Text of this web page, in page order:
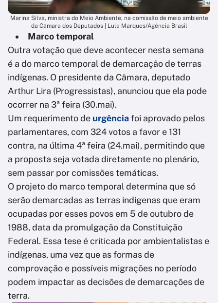
Marina Silva, ministra do Meio Ambiente, na comissão de meio ambiente
da Câmara dos Deputados | Lula Marques/Agência Brasil
Marco temporal
Outra votação que deve acontecer nesta semana
é a do marco temporal de demarcação de terras
indígenas. O presidente da Câmara, deputado
Arthur Lira (Progressistas), anunciou que ela pode
ocorrer na 3ª feira (30.mai).
Um requerimento de urgênciafoi aprovado pelos
parlamentares, com 324 votos a favor e 131
contra, na última 4ª feira (24.mai), permitindo que
a proposta seja votada diretamente no plenário,
sem passar por comissões temáticas.
O projeto do marco temporal determina que só
serão demarcadas as terras indígenas que eram
ocupadas por esses povos em 5 de outubro de
1988, data da promulgação da Constituição
Federal. Essa tese é criticada por ambientalistas e
indígenas, uma vez que as formas de
comprovação e possíveis migrações no período
podem impactar as decisões de demarcações de
terra.